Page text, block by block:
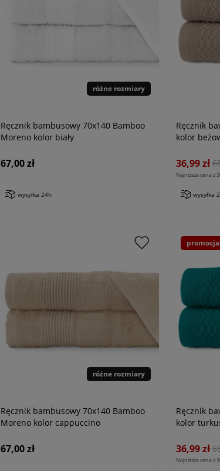
różne rozmiary
Ręcznik bambusowy 70x140 Bamboo
Moreno kolor biały
67,00 zł
wysyłka 24h
Ręcznik
kolor
36,99 zł
Najniższa cena z
wysyłka
różne rozmiary
Ręcznik bambusowy 70x140 Bamboo
Moreno kolor cappuccino
67,00 zł
Ręcznik
kolor
36,99 zł
Najniższa cena z
promocja